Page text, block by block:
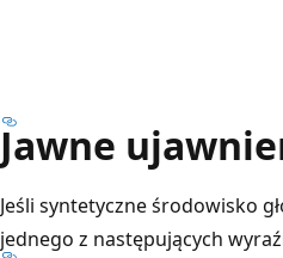
Jawne
Jeśli syntetyczne środowisko
jednego z następujących